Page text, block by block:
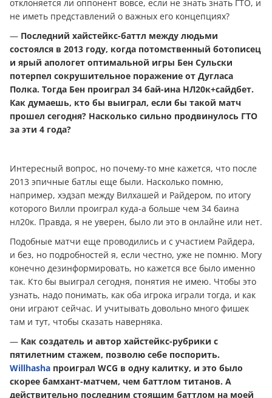
отклоняется ли оппонент вовсе, если не знать знать ГТО, и
не иметь представлений о важных его концепциях?
— Последний хайстейкс-баттл между людьми
состоялся в 2013 году, когда потомственный ботописец
и ярый апологет оптимальной игры Бен Сульски
потерпел сокрушительное поражение от Дугласа
Полка. Тогда Бен проиграл 34 бай-ина НЛ20к+сайдбет.
Как думаешь, кто бы выиграл, если бы такой матч
прошел сегодня? Насколько сильно продвинулось ГТО
за эти 4 года?
Интересный вопрос, но почему-то мне кажется, что после
2013 эпичные батлы еще были. Насколько помню,
например, хэдзап между Вилхашей и Райдером, по итогу
которого Вилли проиграл куда-а больше чем 34 баина
нл20к. Правда, я не уверен, было ли это в онлайне или нет.
Подобные матчи еще проводились и с участием Райдера,
и без, но подробностей я, если честно, уже не помню. Могу
конечно дезинформировать, но кажется все было именно
так. Кто бы выиграл сегодня, понятия не имею. Чтобы это
узнать, надо понимать, как оба игрока играли тогда, и как
они играют сейчас. И учитывать довольно много фишек
там и тут, чтобы сказать наверняка.
— Как создатель и автор хайстейкс-рубрики с
пятилетним стажем, позволю себе поспорить.
Willhasha проиграл WCG в одну калитку, и это было
скорее бамхант-матчем, чем баттлом титанов. А
действительно последним стоящим баттлом на моей